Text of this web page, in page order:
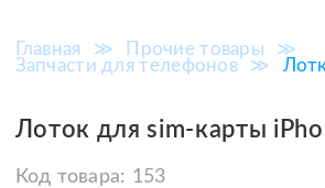
Главная ≫ Прочие товары
≫
Запчасти для телефонов
≫
Лоток для sim-карты
Код товара: 153